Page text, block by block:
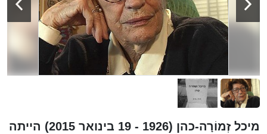
מיכל זְמוֹרָה-כהן (1926 - 19 בינואר 2015) הייתה